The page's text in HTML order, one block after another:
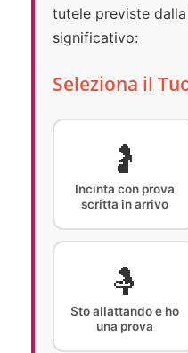
tutele previste
significativo:
Seleziona il
🤰
Incinta con prova
scritta in arrivo
🤱
Sto allattando e ho
una prova